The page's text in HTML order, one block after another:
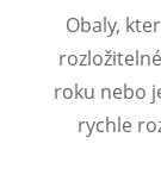
Obaly,
roku nebo
rychle